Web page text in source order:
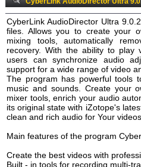
CyberLink AudioDirector Ultra
files. Allows you to create your
mixing tools, automatically
recovery. With the ability to play
users can synchronize audio
support for a wide range of video
The program has powerful tools
music and sounds. Create your
mixer tools, enrich your audio
its original state with iZotope's
clean and rich audio for Your
Main features of the program
Create the best videos with
Built - in tools for recording multi-